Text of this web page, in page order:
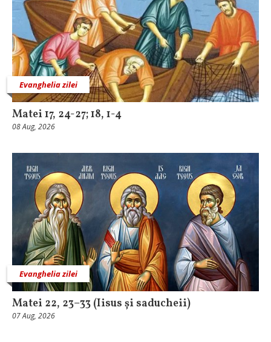
Evanghelia zilei
Matei 17, 24-27; 18, 1-4
08 Aug, 2026
Evanghelia zilei
Matei 22, 23–33 (Iisus și saducheii)
07 Aug, 2026